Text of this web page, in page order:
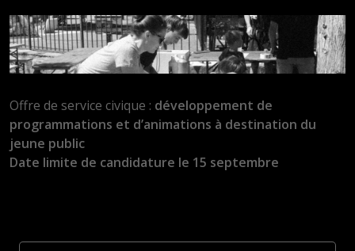
Offre de service civique : développement de
programmations et d’animations à destination du
jeune public
Date limite de candidature le 15 septembre
Post